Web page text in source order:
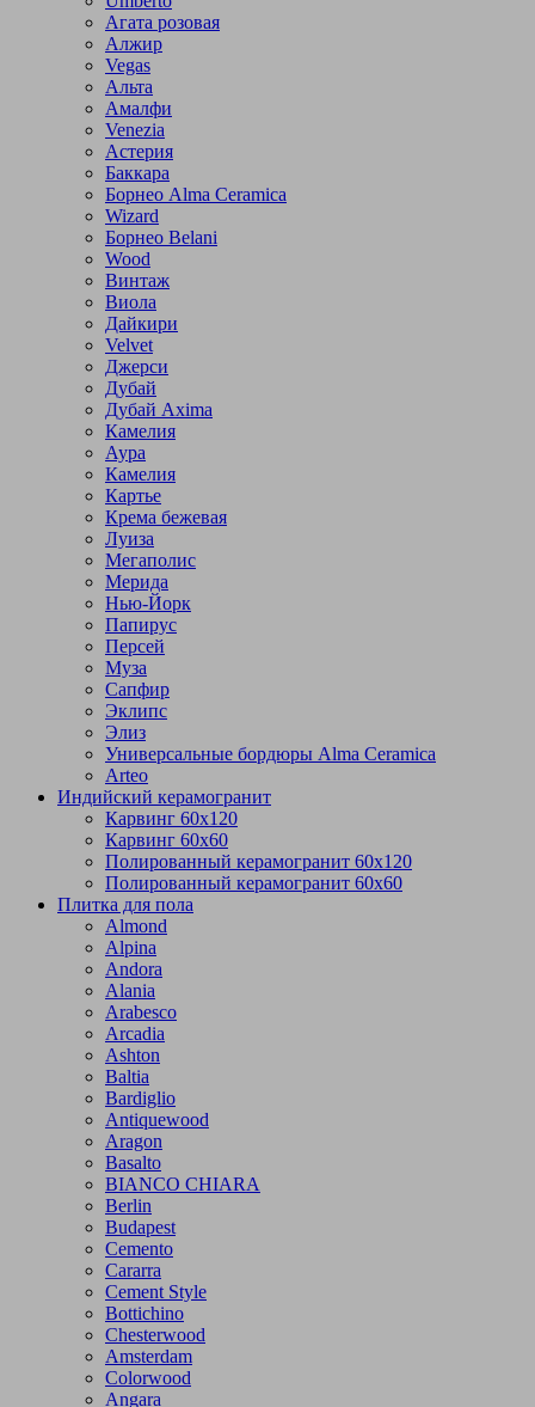
Агата розовая
Алжир
Vegas
Альта
Амалфи
Venezia
Астерия
Баккара
Борнео Alma Ceramica
Wizard
Борнео Belani
Wood
Винтаж
Виола
Дайкири
Velvet
Джерси
Дубай
Дубай Axima
Камелия
Аура
Камелия
Картье
Крема бежевая
Луиза
Мегаполис
Мерида
Нью-Йорк
Папирус
Персей
Муза
Сапфир
Эклипс
Элиз
Универсальные бордюры Alma Ceramica
Arteo
Индийский керамогранит
Карвинг 60х120
Карвинг 60х60
Полированный керамогранит 60х120
Полированный керамогранит 60х60
Плитка для пола
Almond
Alpina
Andora
Alania
Arabesco
Arcadia
Ashton
Baltia
Bardiglio
Antiquewood
Aragon
Basalto
BIANCO CHIARA
Berlin
Budapest
Cemento
Cararra
Cement Style
Bottichino
Chesterwood
Amsterdam
Colorwood
Angara